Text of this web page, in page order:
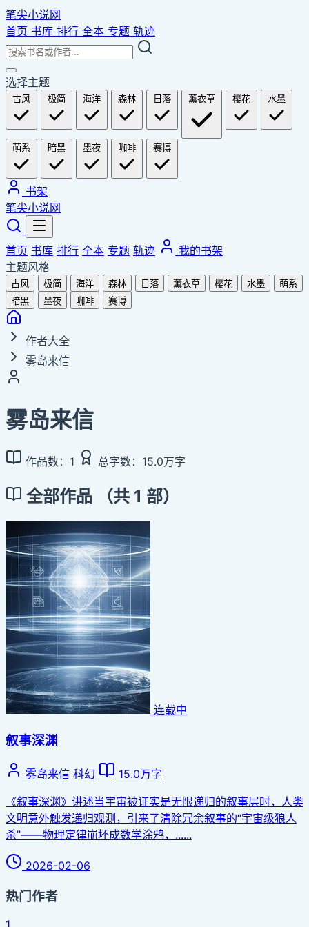
笔尖小说网
首页 书库 排行 全本 专题 轨迹
选择主题
古风 极简 海洋 森林 日落 薰衣草 樱花 水墨
萌系 暗黑 墨夜 咖啡 赛博
书架
笔尖小说网
首页 书库 排行 全本 专题 轨迹
我的书架
主题风格
古风 极简 海洋 森林 日落 薰衣草 樱花 水墨
萌系
暗黑
墨夜 咖啡 赛博
作者大全
雾岛来信
雾岛来信
作品数：1 总字数：15.0万字
全部作品 （共 1 部）
连载中
叙事深渊
雾岛来信 科幻
15.0万字
《叙事深渊》讲述当宇宙被证实是无限递归的叙事层时，人类
文明意外触发递归观测，引来了清除冗余叙事的“宇宙级狼人
杀”——物理定律崩坏成数学涂鸦，......
2026-02-06
热门作者
1